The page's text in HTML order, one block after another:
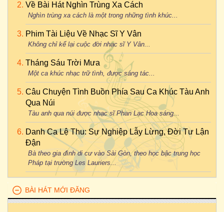
Về Bài Hát Nghìn Trùng Xa Cách
Nghìn trùng xa cách là một trong những tình khúc...
Phim Tài Liệu Về Nhạc Sĩ Y Vân
Không chỉ kể lại cuộc đời nhạc sĩ Y Vân...
Tháng Sáu Trời Mưa
Một ca khúc nhạc trữ tình, được sáng tác...
Câu Chuyện Tình Buồn Phía Sau Ca Khúc Tàu Anh
Qua Núi
Tàu anh qua núi được nhạc sĩ Phan Lạc Hoa sáng...
Danh Ca Lệ Thu: Sự Nghiệp Lẫy Lừng, Đời Tư Lận
Đận
Bà theo gia đình di cư vào Sài Gòn, theo học bậc trung học
Pháp tại trường Les Lauriers...
BÀI HÁT MỚI ĐĂNG